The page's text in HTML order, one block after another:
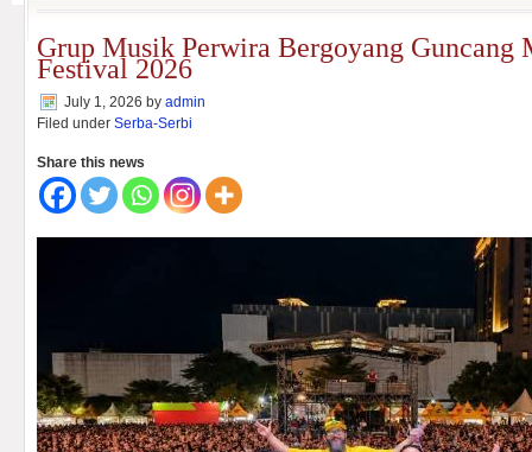
Grup Musik Perwira Bergoyang Guncang
Festival 2026
July 1, 2026 by admin
Filed under Serba-Serbi
Share this news